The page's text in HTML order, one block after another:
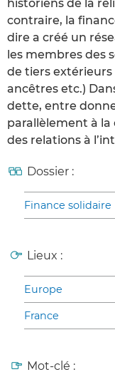
historiens de la
contraire, la
dire a créé un
les membres des
de tiers extérieurs
ancêtres etc.)
dette, entre
parallèlement à la
des relations à
Dossier :
Finance solidaire
Lieux :
Europe
France
Mot-clé :